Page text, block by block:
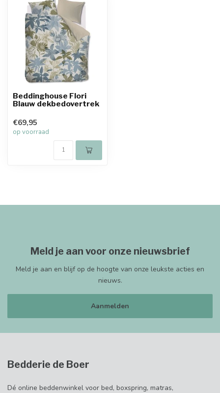
Beddinghouse Flori
Blauw dekbedovertrek
€69,95
op voorraad
Meld je aan voor onze nieuwsbrief
Meld je aan en blijf op de hoogte van onze leukste acties en
nieuws.
Aanmelden
Bedderie de Boer
Dé online beddenwinkel voor bed, boxspring, matras,